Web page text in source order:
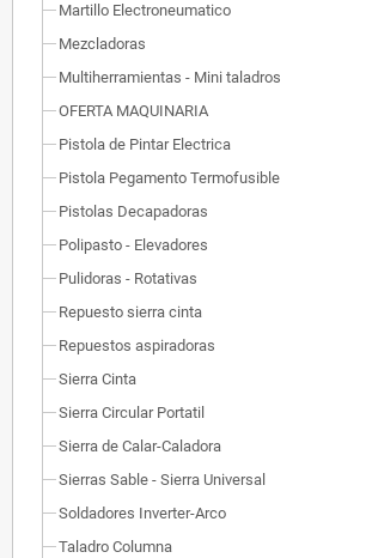
Martillo Electroneumatico
Mezcladoras
Multiherramientas - Mini taladros
OFERTA MAQUINARIA
Pistola de Pintar Electrica
Pistola Pegamento Termofusible
Pistolas Decapadoras
Polipasto - Elevadores
Pulidoras - Rotativas
Repuesto sierra cinta
Repuestos aspiradoras
Sierra Cinta
Sierra Circular Portatil
Sierra de Calar-Caladora
Sierras Sable - Sierra Universal
Soldadores Inverter-Arco
Taladro Columna